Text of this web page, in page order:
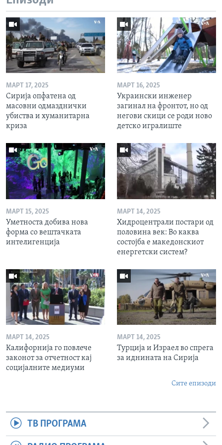
МАРТ 17, 2025
Сирија опфатена од
масовни одмазднички
убиства и хуманитарна
криза
МАРТ 16, 2025
Украински инженер
загинал на фронтот, но од
негови скици се роди ново
детско игралиште
МАРТ 15, 2025
Уметноста добива нова
форма со вештачката
интелигенција
МАРТ 14, 2025
Хидроцентрали постари од
половина век: Во каква
состојба е македонскиот
енергетски систем?
МАРТ 14, 2025
Калифорнија го повлече
законот за отчетност кај
социјалните медиуми
МАРТ 14, 2025
Турција и Израел во спрега
за иднината на Сирија
Сите епизоди
ТВ ПРОГРАМА